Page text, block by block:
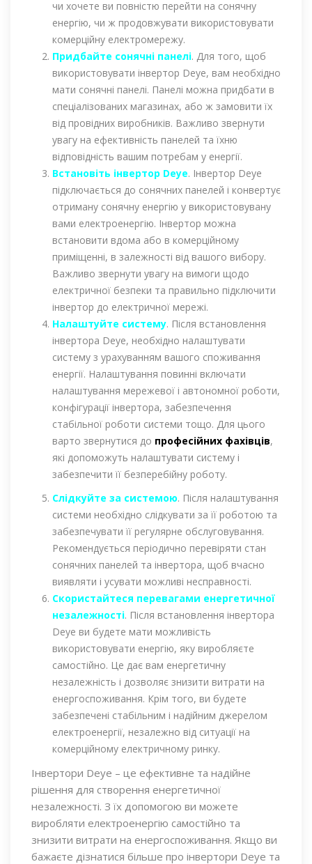
чи хочете ви повністю перейти на сонячну
енергію, чи ж продовжувати використовувати
комерційну електромережу.
Придбайте сонячні панелі. Для того, щоб
використовувати інвертор Deye, вам необхідно
мати сонячні панелі. Панелі можна придбати в
спеціалізованих магазинах, або ж замовити їх
від провідних виробників. Важливо звернути
увагу на ефективність панелей та їхню
відповідність вашим потребам у енергії.
Встановіть інвертор Deye. Інвертор Deye
підключається до сонячних панелей і конвертує
отриману сонячну енергію у використовувану
вами електроенергію. Інвертор можна
встановити вдома або в комерційному
приміщенні, в залежності від вашого вибору.
Важливо звернути увагу на вимоги щодо
електричної безпеки та правильно підключити
інвертор до електричної мережі.
Налаштуйте систему. Після встановлення
інвертора Deye, необхідно налаштувати
систему з урахуванням вашого споживання
енергії. Налаштування повинні включати
налаштування мережевої і автономної роботи,
конфігурації інвертора, забезпечення
стабільної роботи системи тощо. Для цього
варто звернутися до професійних фахівців,
які допоможуть налаштувати систему і
забезпечити її безперебійну роботу.
Слідкуйте за системою. Після налаштування
системи необхідно слідкувати за її роботою та
забезпечувати її регулярне обслуговування.
Рекомендується періодично перевіряти стан
сонячних панелей та інвертора, щоб вчасно
виявляти і усувати можливі несправності.
Скористайтеся перевагами енергетичної
незалежності. Після встановлення інвертора
Deye ви будете мати можливість
використовувати енергію, яку виробляєте
самостійно. Це дає вам енергетичну
незалежність і дозволяє знизити витрати на
енергоспоживання. Крім того, ви будете
забезпечені стабільним і надійним джерелом
електроенергії, незалежно від ситуації на
комерційному електричному ринку.
Інвертори Deye – це ефективне та надійне
рішення для створення енергетичної
незалежності. З їх допомогою ви можете
виробляти електроенергію самостійно та
знизити витрати на енергоспоживання. Якщо ви
бажаєте дізнатися більше про інвертори Deye та